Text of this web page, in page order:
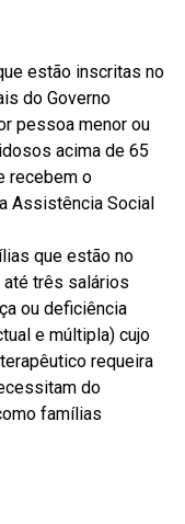
estão inscritas no
do Governo
pessoa menor ou
acima de 65
recebem o
Assistência Social
que estão no
até três salários
ou deficiência
e múltipla) cujo
requeira
do
famílias